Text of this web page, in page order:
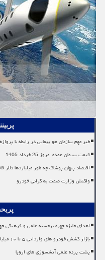
خبر مهم سازمان هواپیمایی در رابطه با
قیمت سیمان عمده امروز 25 خرداد 1405
اقتصاد پنهان پوشاک چه طور میلیاردها دلار
واکنش وزارت صمت به گرانی خودرو
اهدای جایزه چهره برجسته علمی و فرهنگی
بازار کشش خودرو های وارداتی ۵ تا ۱۰ میلیارد تومانی را ندارد
پشت پرده علمی آتشسوزی های اروپا